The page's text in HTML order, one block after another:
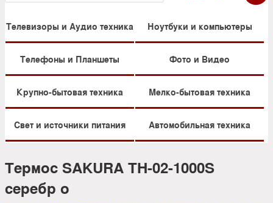
Телевизоры и Аудио техника Ноутбуки и компьютеры
Телефоны и Планшеты Фото и Видео
Крупно-бытовая техника Мелко-бытовая техника
Свет и источники питания Автомобильная техника
Термос SAKURA TH-02-1000S
серебр о